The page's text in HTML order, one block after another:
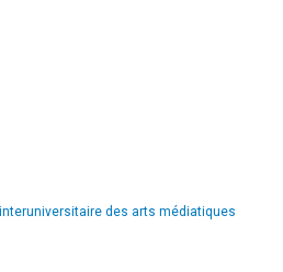
interuniversitaire des arts médiatiques